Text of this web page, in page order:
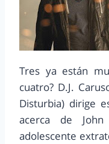
Tres ya están
cuatro? D.J.
Disturbia) dirige
acerca de
adolescente